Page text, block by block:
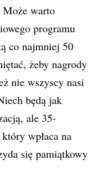
Może warto
programu
co najmniej 50
żeby nagrody
nie wszyscy nasi
będą jak
ale 35-
wpłaca na
się pamiątkowy